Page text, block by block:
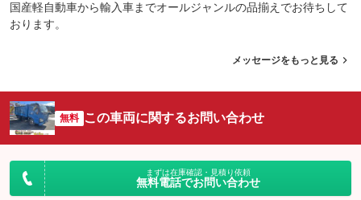
国産軽自動車から輸入車までオールジャンルの品揃えでお待ちして
おります。
メッセージをもっと見る
無料 この車両に関するお問い合わせ
まずは在庫確認・見積り依頼
無料電話でお問い合わせ